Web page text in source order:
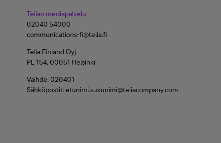
Telian mediapalvelu
02040 54000
communications-fi@telia.fi
Telia Finland Oyj
PL 154, 00051 Helsinki
Vaihde: 020401
Sähköpostit: etunimi.sukunimi@teliacompany.com